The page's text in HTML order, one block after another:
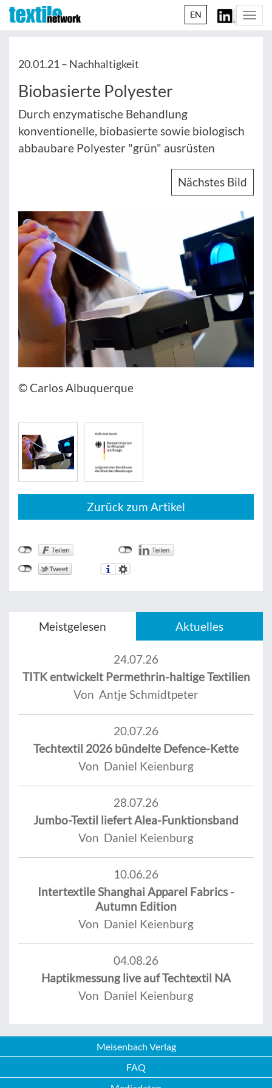
EN
20.01.21 – Nachhaltigkeit
Biobasierte Polyester
Durch enzymatische Behandlung
konventionelle, biobasierte sowie biologisch
abbaubare Polyester "grün" ausrüsten
Nächstes Bild
© Carlos Albuquerque
Zurück zum Artikel
Meistgelesen Aktuelles
24.07.26
TITK entwickelt Permethrin-haltige Textilien
Von Antje Schmidtpeter
20.07.26
Techtextil 2026 bündelte Defence-Kette
Von Daniel Keienburg
28.07.26
Jumbo-Textil liefert Alea-Funktionsband
Von Daniel Keienburg
10.06.26
Intertextile Shanghai Apparel Fabrics -
Autumn Edition
Von Daniel Keienburg
04.08.26
Haptikmessung live auf Techtextil NA
Von Daniel Keienburg
Meisenbach Verlag
FAQ